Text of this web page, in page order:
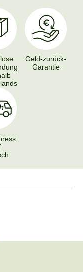
Geld-zurück-
Garantie